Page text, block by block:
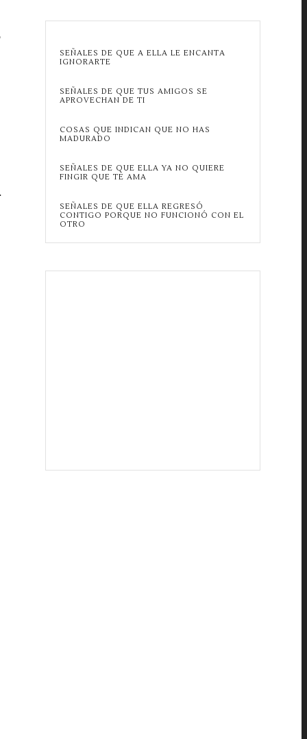
SEÑALES DE QUE A ELLA LE ENCANTA
IGNORARTE
SEÑALES DE QUE TUS AMIGOS SE
APROVECHAN DE TI
COSAS QUE INDICAN QUE NO HAS
MADURADO
SEÑALES DE QUE ELLA YA NO QUIERE
FINGIR QUE TE AMA
SEÑALES DE QUE ELLA REGRESÓ
CONTIGO PORQUE NO FUNCIONÓ CON EL
OTRO